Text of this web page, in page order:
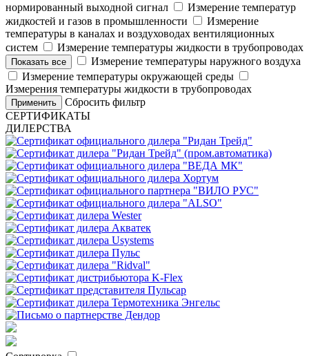
нормированный выходной сигнал
Измерение температур
жидкостей и газов в промышленности
Измерение
температуры в каналах и воздуховодах вентиляционных
систем
Измерение температуры жидкости в трубопроводах
Показать все
Измерение температуры наружного воздуха
Измерение температуры окружающей среды
Измерения температуры жидкости в трубопроводах
Применить
Сбросить фильтр
СЕРТИФИКАТЫ
ДИЛЕРСТВА